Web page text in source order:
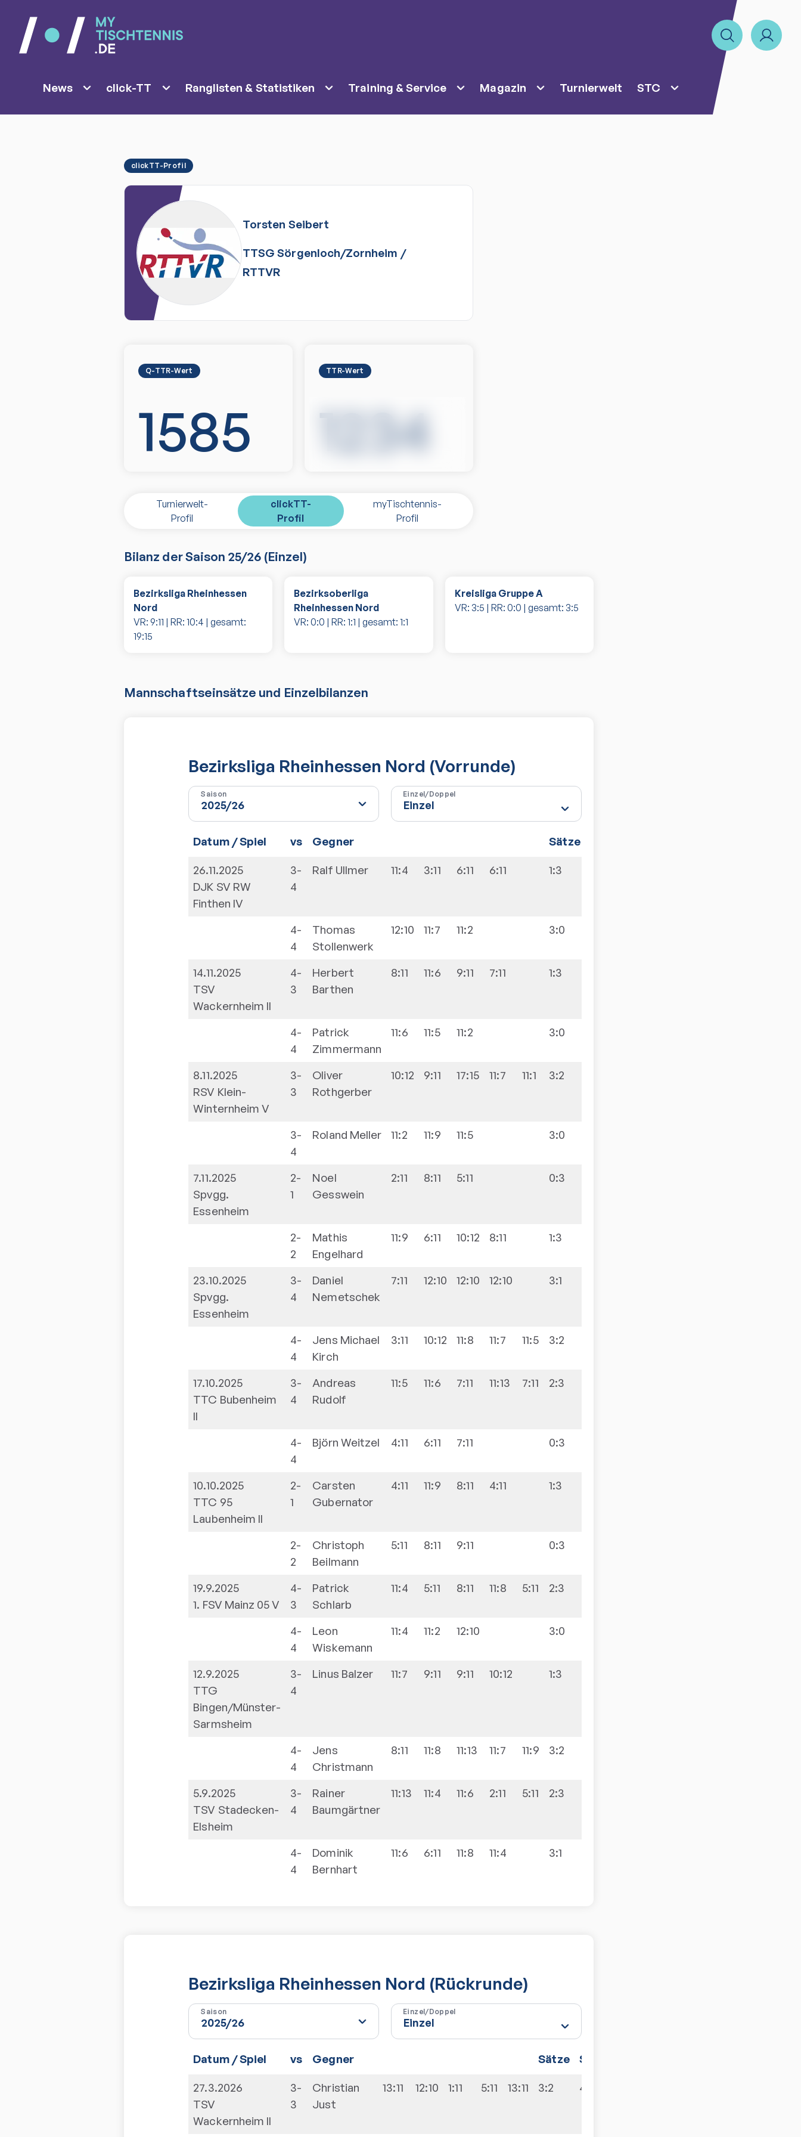
News click-TT Ranglisten & Statistiken Training & Service Magazin Turnierwelt STC
clickTT-Profil
Torsten Seibert
TTSG Sörgenloch/Zornheim /
RTTVR
Q-TTR-Wert
1585
TTR-Wert
1234
Turnierwelt-
Profil
clickTT-
Profil
myTischtennis-
Profil
Bilanz der Saison 25/26 (Einzel)
Bezirksliga Rheinhessen
Nord
VR: 9:11 | RR: 10:4 | gesamt:
19:15
Bezirksoberliga
Rheinhessen Nord
VR:0:0 | RR: 1:1 | gesamt: 1:1
Kreisliga Gruppe A
VR: 3:5 | RR: 0:0 | gesamt: 3:5
Mannschaftseinsätze und Einzelbilanzen
Bezirksliga Rheinhessen Nord (Vorrunde)
Saison Einzel/Doppel
Datum / Spiel vs Gegner Sätze
26.11.2025
DJK SV RW
Finthen IV
3-
4
Ralf Ullmer 11:4 3:11 6:11 6:11 1:3
4-
4
Thomas
Stollenwerk
12:10 11:7 11:2 3:0
14.11.2025
TSV
Wackernheim II
4-
3
Herbert
Barthen
8:11 11:6 9:11 7:11 1:3
4-
4
Patrick
Zimmermann
11:6 11:5 11:2 3:0
8.11.2025
RSV Klein-
Winternheim V
3-
3
Oliver
Rothgerber
10:12 9:11 17:15 11:7 11:1 3:2
3-
4
Roland Meller 11:2 11:9 11:5 3:0
7.11.2025
Spvgg.
Essenheim
2-
1
Noel
Gesswein
2:11 8:11 5:11 0:3
2-
2
Mathis
Engelhard
11:9 6:11 10:12 8:11 1:3
23.10.2025
Spvgg.
Essenheim
3-
4
Daniel
Nemetschek
7:11 12:10 12:10 12:10 3:1
4-
4
Jens Michael
Kirch
3:11 10:12 11:8 11:7 11:5 3:2
17.10.2025
TTC Bubenheim
II
3-
4
Andreas
Rudolf
11:5 11:6 7:11 11:13 7:11 2:3
4-
4
Björn Weitzel 4:11 6:11 7:11 0:3
10.10.2025
TTC 95
Laubenheim II
2-
1
Carsten
Gubernator
4:11 11:9 8:11 4:11 1:3
2-
2
Christoph
Beilmann
5:11 8:11 9:11 0:3
19.9.2025
1. FSV Mainz 05 V
4-
3
Patrick
Schlarb
11:4 5:11 8:11 11:8 5:11 2:3
4-
4
Leon
Wiskemann
11:4 11:2 12:10 3:0
12.9.2025
TTG
Bingen/Münster-
Sarmsheim
3-
4
Linus Balzer 11:7 9:11 9:11 10:12 1:3
4-
4
Jens
Christmann
8:11 11:8 11:13 11:7 11:9 3:2
5.9.2025
TSV Stadecken-
Elsheim
3-
4
Rainer
Baumgärtner
11:13 11:4 11:6 2:11 5:11 2:3
4-
4
Dominik
Bernhart
11:6 6:11 11:8 11:4 3:1
Bezirksliga Rheinhessen Nord (Rückrunde)
Saison Einzel/Doppel
Datum / Spiel vs Gegner Sätze Spiele
27.3.2026
TSV
Wackernheim II
3-
3
Christian
Just
13:11 12:10 1:11 5:11 13:11 3:2 4:6